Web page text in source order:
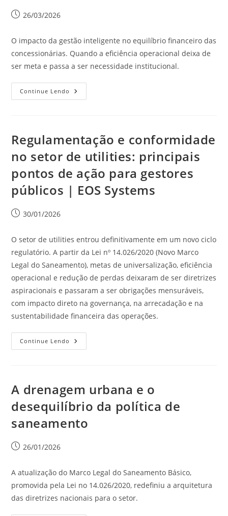
26/03/2026
O impacto da gestão inteligente no equilíbrio financeiro das
concessionárias. Quando a eficiência operacional deixa de
ser meta e passa a ser necessidade institucional.
Continue Lendo
Regulamentação e conformidade
no setor de utilities: principais
pontos de ação para gestores
públicos | EOS Systems
30/01/2026
O setor de utilities entrou definitivamente em um novo ciclo
regulatório. A partir da Lei nº 14.026/2020 (Novo Marco
Legal do Saneamento), metas de universalização, eficiência
operacional e redução de perdas deixaram de ser diretrizes
aspiracionais e passaram a ser obrigações mensuráveis,
com impacto direto na governança, na arrecadação e na
sustentabilidade financeira das operações.
Continue Lendo
A drenagem urbana e o
desequilíbrio da política de
saneamento
26/01/2026
A atualização do Marco Legal do Saneamento Básico,
promovida pela Lei no 14.026/2020, redefiniu a arquitetura
das diretrizes nacionais para o setor.